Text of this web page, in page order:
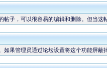
子，可以很容易的编辑和删除。但当这
果管理员通过论坛设置将这个功能屏蔽